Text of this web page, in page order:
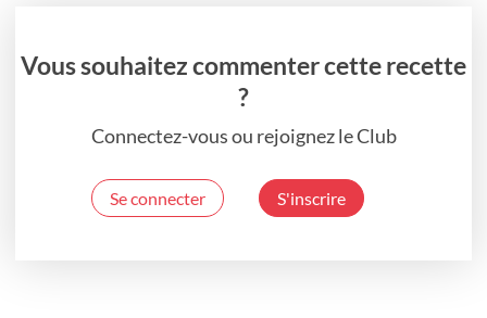
Vous souhaitez commenter cette recette
?
Connectez-vous ou rejoignez le Club
Se connecter S'inscrire